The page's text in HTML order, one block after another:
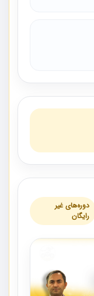
دوره‌های غیر
رایگان